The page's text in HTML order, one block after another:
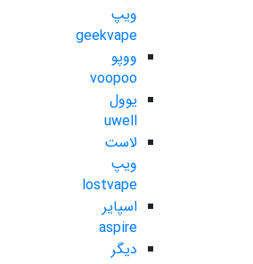
ویپ
geekvape
ووپو
voopoo
یوول
uwell
لاست
ویپ
lostvape
اسپایر
aspire
دیگر